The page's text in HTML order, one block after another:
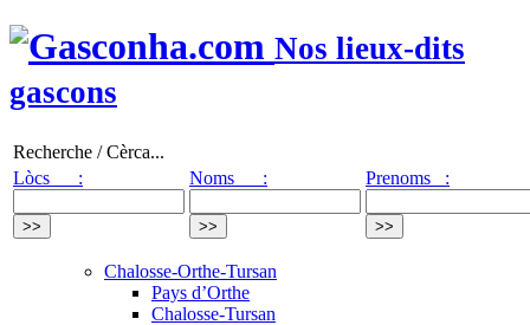
Nos lieux-dits
gascons
Recherche / Cèrca...
Lòcs :
Noms : Prenoms :
Chalosse-Orthe-Tursan
Pays d’Orthe
Chalosse-Tursan